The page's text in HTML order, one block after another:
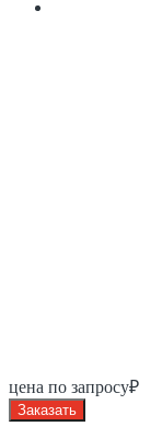
цена по запросу₽
Заказать